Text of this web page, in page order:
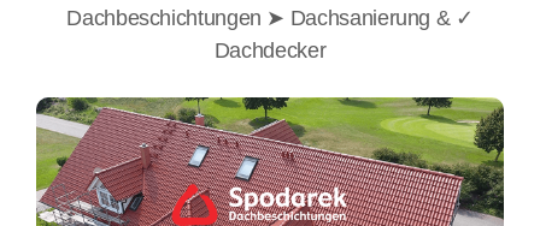
Dachbeschichtungen ➤ Dachsanierung & ✓
Dachdecker